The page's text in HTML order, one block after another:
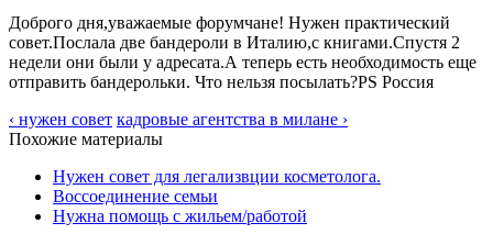
Доброго дня,уважаемые форумчане! Нужен практический
совет.Послала две бандероли в Италию,с книгами.Спустя 2
недели они были у адресата.А теперь есть необходимость еще
отправить бандерольки. Что нельзя посылать?PS Россия
‹ нужен совет кадровые агентства в милане ›
Похожие материалы
Нужен совет для легализвции косметолога.
Воссоединение семьи
Нужна помощь с жильем/работой